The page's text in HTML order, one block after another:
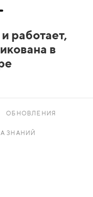
работает,
в
ОБНОВЛЕНИЯ
ЗНАНИЙ